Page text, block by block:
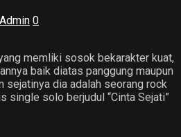
Admin 0
memliki sosok bekarakter kuat,
baik diatas panggung maupun
sejatinya dia adalah seorang rock